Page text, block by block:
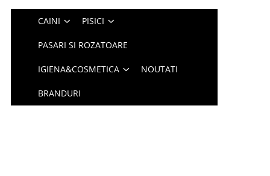
CAINI PISICI
PASARI SI ROZATOARE
IGIENA&COSMETICA NOUTATI
BRANDURI